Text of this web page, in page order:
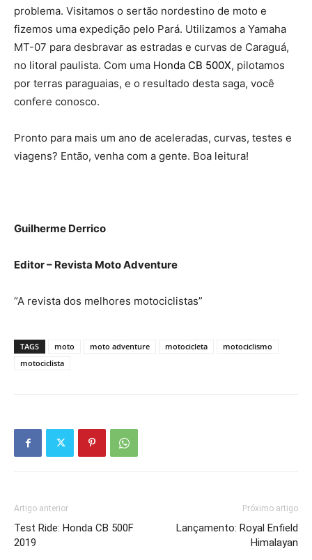
problema. Visitamos o sertão nordestino de moto e
fizemos uma expedição pelo Pará. Utilizamos a Yamaha
MT-07 para desbravar as estradas e curvas de Caraguá,
no litoral paulista. Com uma Honda CB 500X, pilotamos
por terras paraguaias, e o resultado desta saga, você
confere conosco.
Pronto para mais um ano de aceleradas, curvas, testes e
viagens? Então, venha com a gente. Boa leitura!
Guilherme Derrico
Editor – Revista Moto Adventure
“A revista dos melhores motociclistas”
TAGS moto moto adventure motocicleta
motociclismo
motociclista
Artigo anterior
Test Ride: Honda CB 500F
2019
Próximo artigo
Lançamento: Royal Enfield
Himalayan